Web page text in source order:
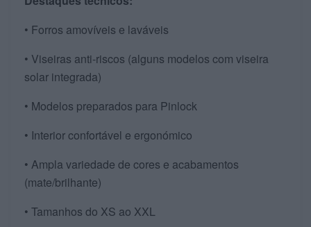
• Forros amovíveis e laváveis
• Viseiras anti-riscos (alguns modelos com viseira
solar integrada)
• Modelos preparados para Pinlock
• Interior confortável e ergonómico
• Ampla variedade de cores e acabamentos
(mate/brilhante)
• Tamanhos do XS ao XXL